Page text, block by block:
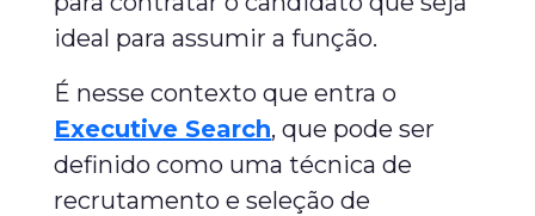
ideal para assumir a função.
É nesse contexto que entra o
Executive Search, que pode ser
definido como uma técnica de
recrutamento e seleção de